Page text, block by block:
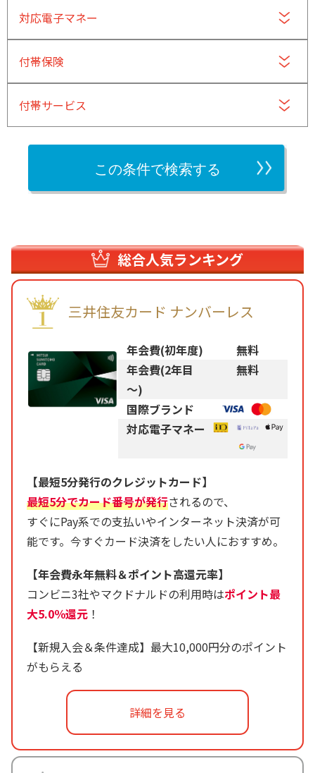
対応電子マネー
付帯保険
付帯サービス
総合人気ランキング
三井住友カード ナンバーレス
年会費(初年度)
無料
年会費(2年目
～)
無料
国際ブランド
対応電子マネー
【最短5分発行のクレジットカード】
最短5分でカード番号が発行されるので、
すぐにPay系での支払いやインターネット決済が可
能です。今すぐカード決済をしたい人におすすめ。
【年会費永年無料＆ポイント高還元率】
コンビニ3社やマクドナルドの利用時はポイント最
大5.0％還元 ！
【新規入会＆条件達成】最大10,000円分のポイント
がもらえる
詳細を見る